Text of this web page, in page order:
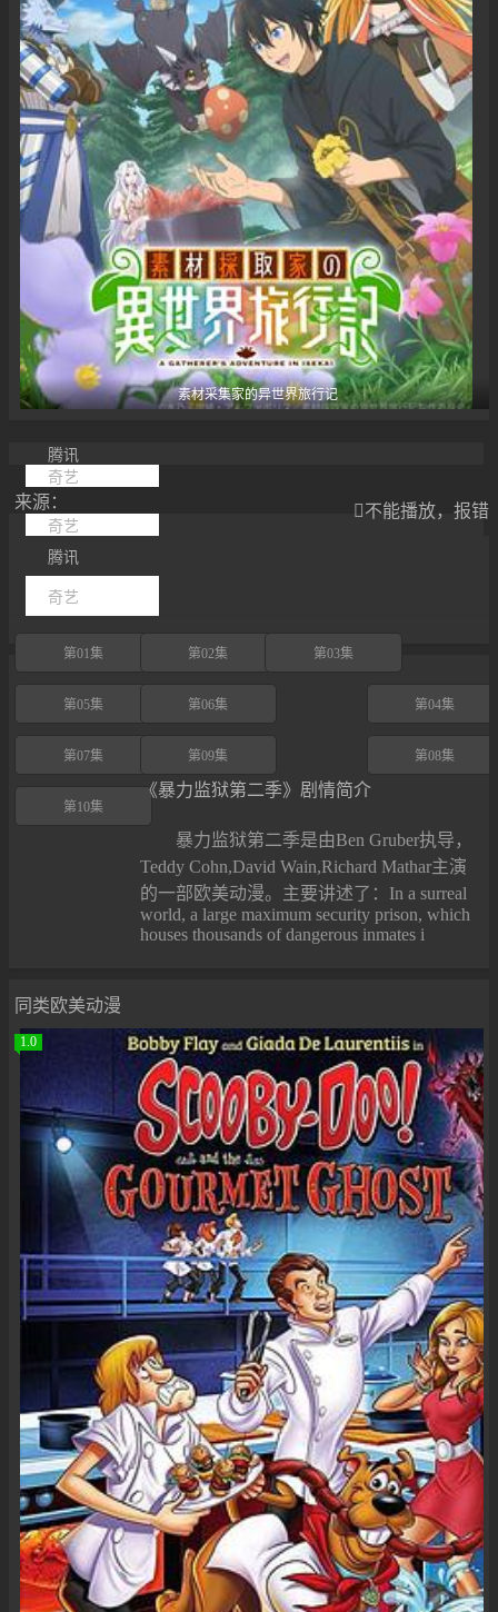
素材采集家的异世界旅行记
腾讯
奇艺
不能播放，报错
来源：
奇艺
腾讯
奇艺
第01集 第02集 第03集
第04集
第05集 第06集
第07集 第08集
第09集
第10集
《暴力监狱第二季》剧情简介
暴力监狱第二季是由Ben Gruber执导，
Teddy Cohn,David Wain,Richard Mathar主演
的一部欧美动漫。主要讲述了：In a surreal
world, a large maximum security prison, which
houses thousands of dangerous inmates i
同类欧美动漫
1.0